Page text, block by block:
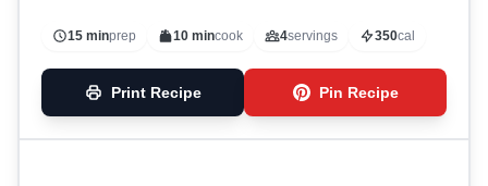
15 minprep 10 mincook 4servings 350cal
Print Recipe Pin Recipe